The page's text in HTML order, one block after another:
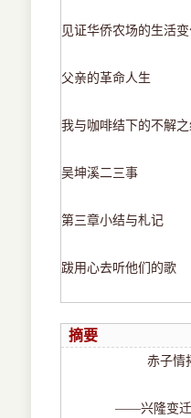
见证华侨农场的生活
父亲的革命人生
我与咖啡结下的不解
吴坤溪二三事
第三章小结与札记
跋用心去听他们的歌
摘要
赤子情
——兴隆变迁